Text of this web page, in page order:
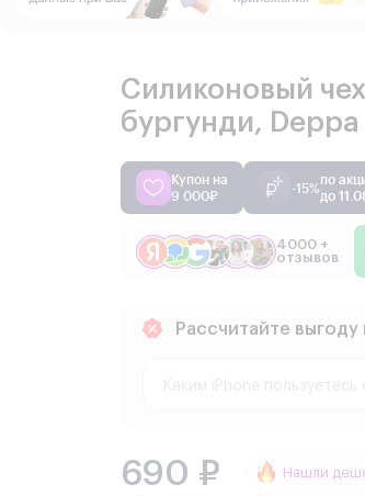
Силиконовый
бургунди, Deppa
Купон на
9 000₽
-15%по
до
4000 +
отзывов
Рассчитайте
690 ₽ Нашли